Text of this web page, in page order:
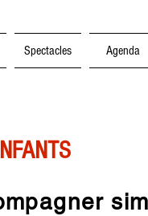
Spectacles Agenda